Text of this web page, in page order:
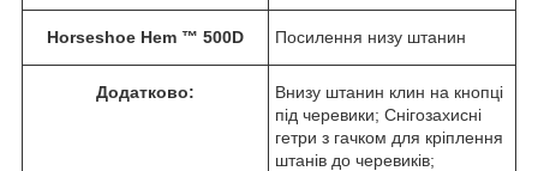
Horseshoe Hem ™ 500D Посилення низу штанин
Додатково:
Внизу штанин клин на кнопці
під черевики; Снігозахисні
гетри з гачком для кріплення
штанів до черевиків;